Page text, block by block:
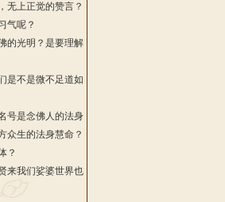
无上正觉的赞言？
气呢？
的光明？是要理解
是不是微不足道如
号是念佛人的法身
众生的法身慧命？
？
来我们娑婆世界也